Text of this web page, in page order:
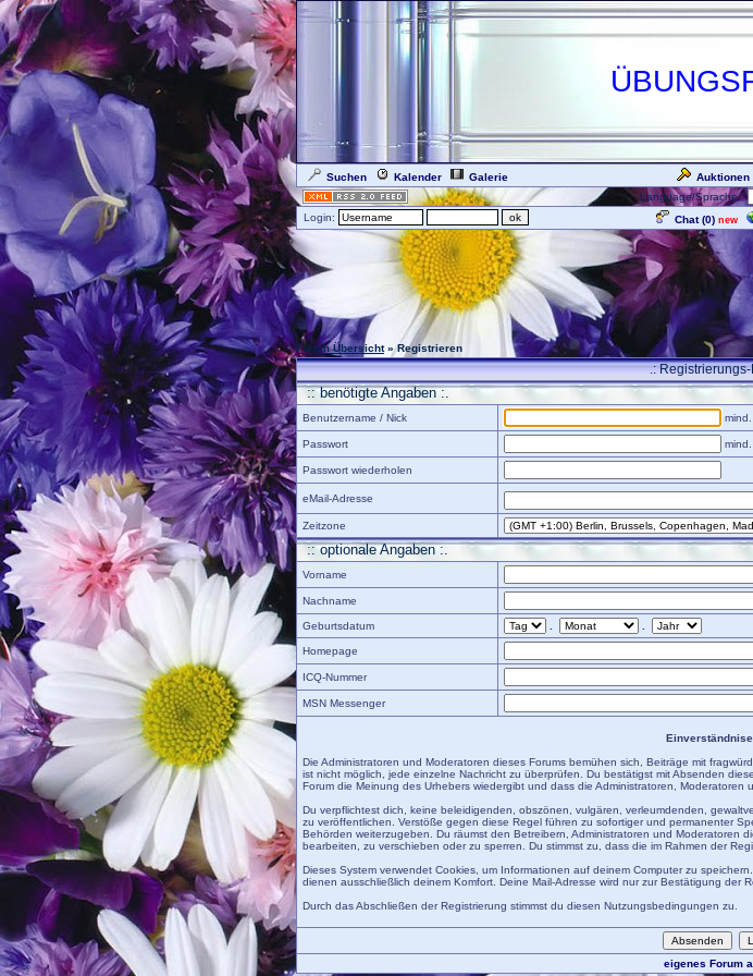
Suchen Kalender Galerie Auktionen
Language/Sprache:
Login:
Chat (0) new
Forum Übersicht» Registrieren
.:
:: benötigte Angaben :.
Benutzername / Nick
Passwort
Passwort wiederholen
eMail-Adresse
Zeitzone
:: optionale Angaben :.
Vorname
Nachname
Geburtsdatum
Homepage
ICQ-Nummer
MSN Messenger
Die Administratoren und Moderatoren dieses Forums bemühen sich, Beiträge mit
ist nicht möglich, jede einzelne Nachricht zu überprüfen. Du bestätigst mit Absenden
Forum die Meinung des Urhebers wiedergibt und dass die Administratoren,
Du verpflichtest dich, keine beleidigenden, obszönen, vulgären, verleumdenden,
zu veröffentlichen. Verstöße gegen diese Regel führen zu sofortiger und permanenter
Behörden weiterzugeben. Du räumst den Betreibern, Administratoren und Moderatoren
bearbeiten, zu verschieben oder zu sperren. Du stimmst zu, dass die im Rahmen der
Dieses System verwendet Cookies, um Informationen auf deinem Computer zu
dienen ausschließlich deinem Komfort. Deine Mail-Adresse wird nur zur Bestätigung der
Durch das Abschließen der Registrierung stimmst du diesen Nutzungsbedingungen zu.
eigenes Forum